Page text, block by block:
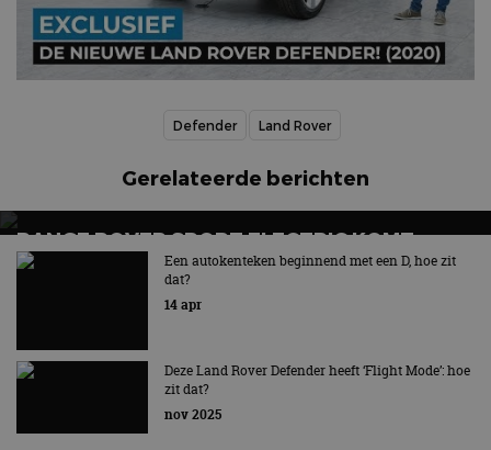
Defender Land Rover
Gerelateerde berichten
RANGE ROVER SPORT ELECTRIC KOMT
LATER IN 2026: TWEEDE ELEKTRISCHE SUV
VAN HET MERK
Tweede volledig elektrische SUV van het Britse merk
Een autokenteken beginnend met een D, hoe zit
dat?
14 apr
Deze Land Rover Defender heeft ‘Flight Mode’: hoe
zit dat?
nov 2025